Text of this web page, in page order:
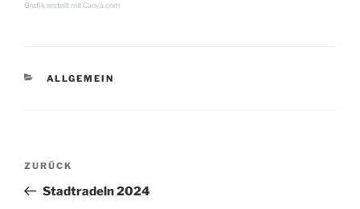
Grafik erstellt mit Canva.com
KATEGORIEN
ALLGEMEIN
Beitragsnavigation
Vorheriger
Beitrag
ZURÜCK
Stadtradeln 2024